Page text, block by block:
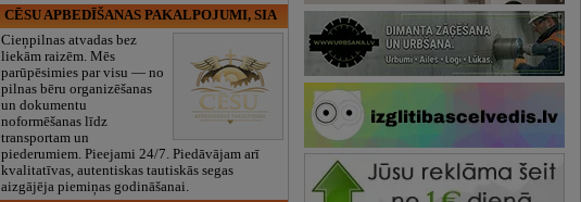
CĒSU APBEDĪŠANAS PAKALPOJUMI, SIA
Cieņpilnas atvadas bez
liekām raizēm. Mēs
parūpēsimies par visu — no
pilnas bēru organizēšanas
un dokumentu
noformēšanas līdz
transportam un
piederumiem. Pieejami 24/7. Piedāvājam arī
kvalitatīvas, autentiskas tautiskās segas
aizgājēja piemiņas godināšanai.